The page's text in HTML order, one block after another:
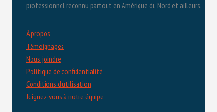
professionnel reconnu partout en Amérique du Nord et ailleurs.
À propos
Témoignages
Nous joindre
Politique de confidentialité
Conditions d'utilisation
Joignez-vous à notre équipe